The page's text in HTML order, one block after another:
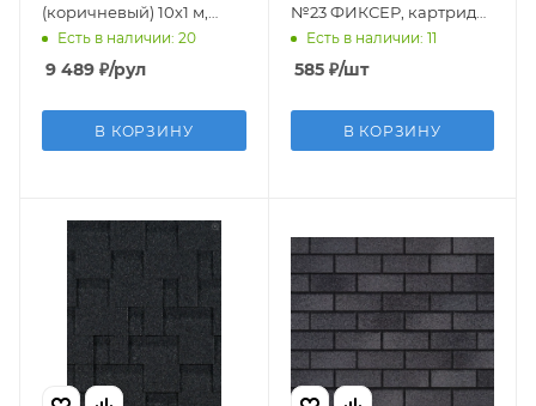
(коричневый) 10х1 м,
рулон
Есть в наличии: 20
9 489 ₽/рул
В КОРЗИНУ
№23 ФИКСЕР, картридж
310 мл
Есть в наличии: 11
585₽/шт
В КОРЗИНУ